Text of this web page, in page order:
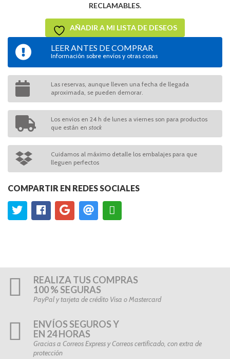
RECLAMABLES.
AÑADIR A MI LISTA DE DESEOS
LEER ANTES DE COMPRAR
Información sobre envíos y otras cosas
Las reservas, aunque lleven una fecha de llegada
aproximada, se pueden demorar.
Los envios en 24 h de lunes a viernes son para productos
que están en stock
Cuidamos al máximo detalle los embalajes para que
lleguen perfectos
COMPARTIR EN REDES SOCIALES
REALIZA TUS COMPRAS
100 % SEGURAS
PayPal y tarjeta de crédito Visa o Mastercard
ENVÍOS SEGUROS Y
EN 24 HORAS
Gracias a Correos Express y Correos certificado, con extra de
protección